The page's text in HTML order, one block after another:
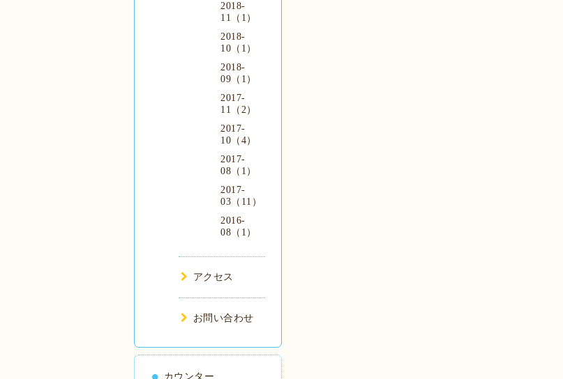
2018-
11（1）
2018-
10（1）
2018-
09（1）
2017-
11（2）
2017-
10（4）
2017-
08（1）
2017-
03（11）
2016-
08（1）
アクセス
お問い合わせ
カウンター